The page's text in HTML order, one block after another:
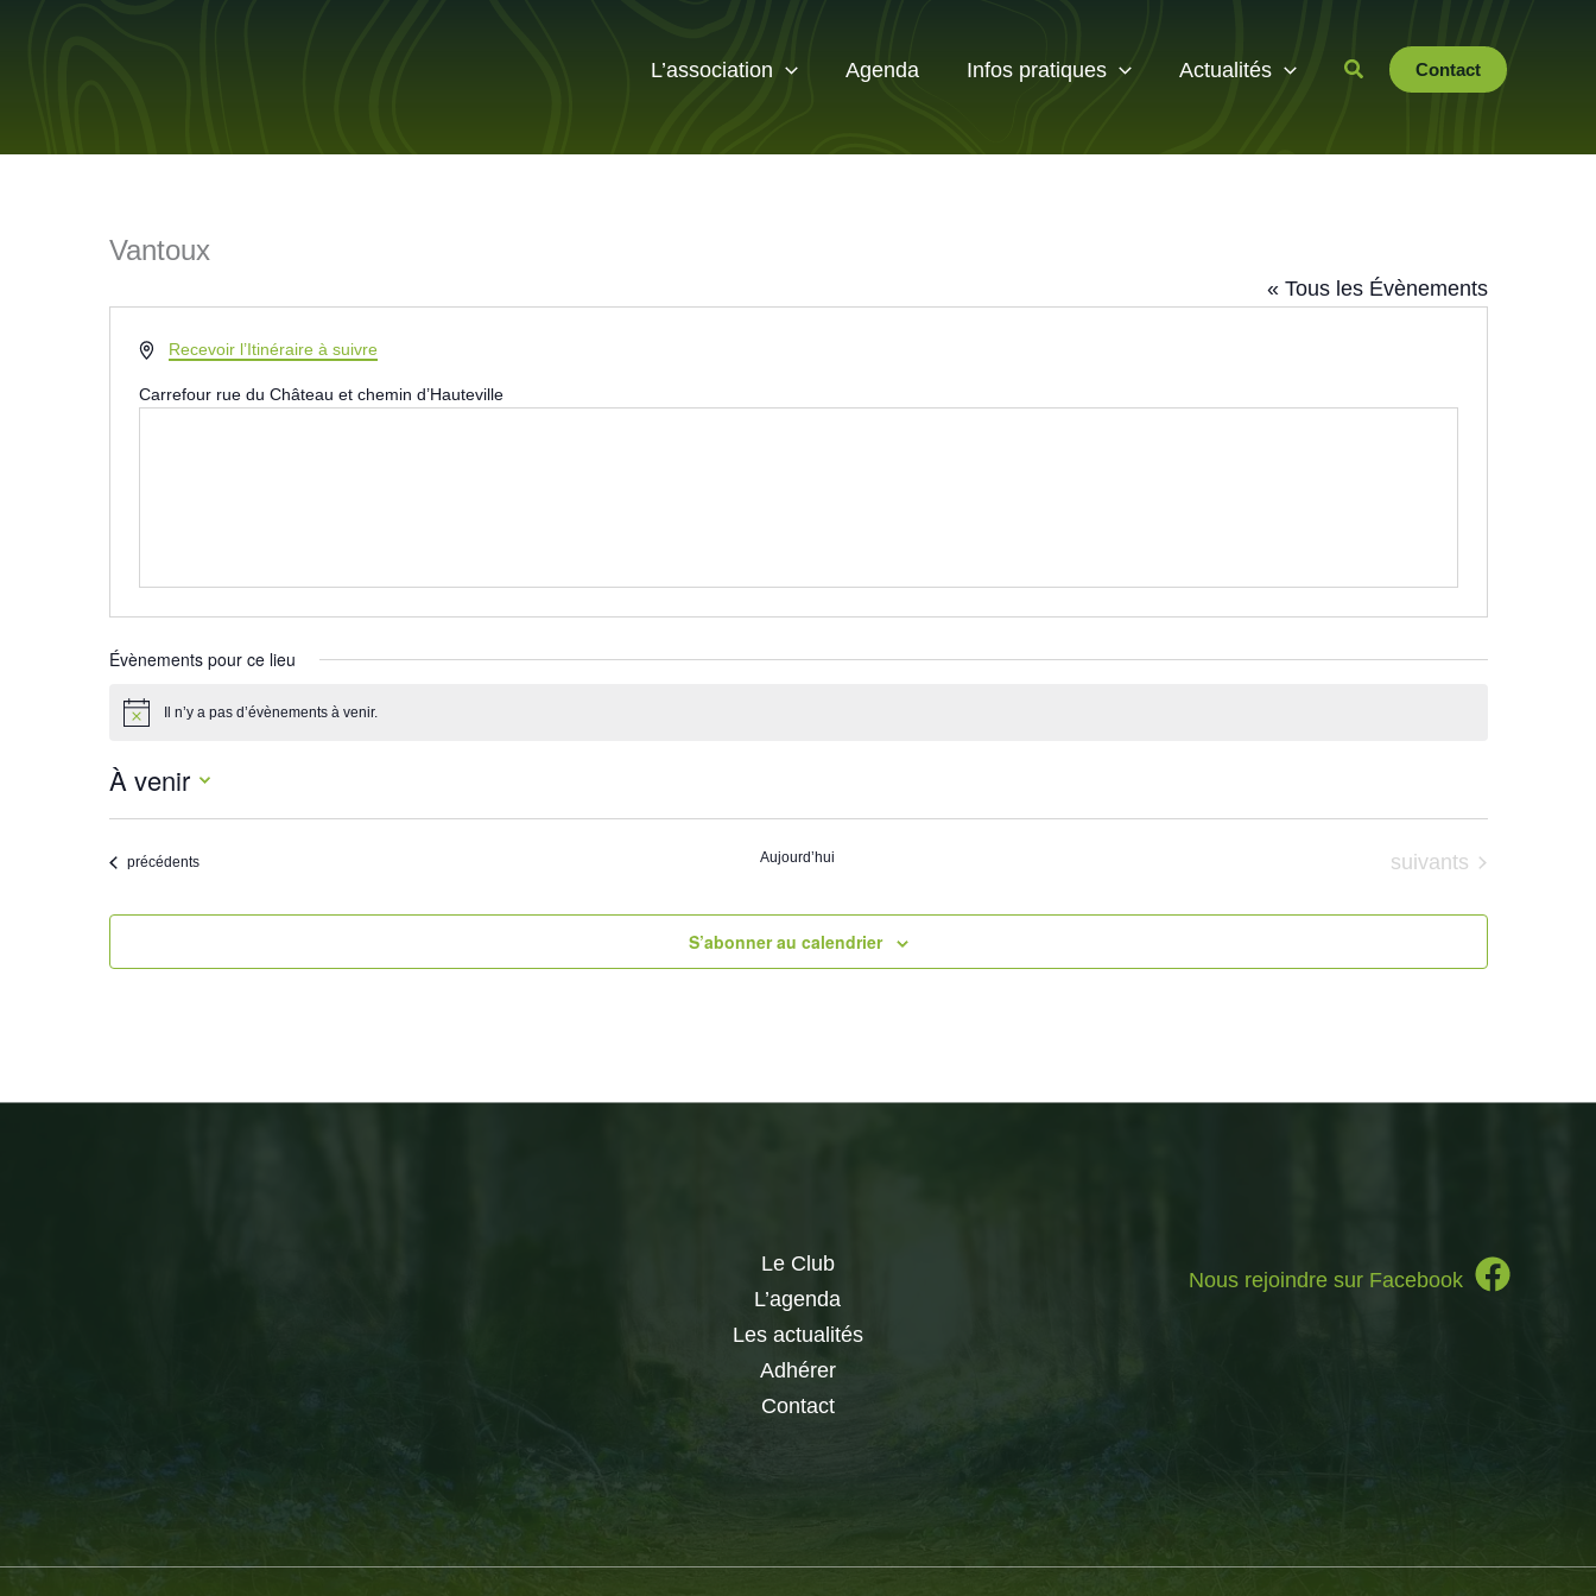
L’association Agenda Infos pratiques Actualités Contact
Vantoux
« Tous les Évènements
AdresseRecevoir l’Itinéraire à suivre
Carrefour rue du Château et chemin d’Hauteville
Évènements pour ce lieu
Notice Il n’y a pas d’évènements à venir.
À venir
Sélectionnez
uneÉvènements
précédents Aujourd’hui Évènements
suivants
S’abonner au calendrier
Le Club
L’agenda
Les actualités
Adhérer
Contact
Nous rejoindre sur Facebook